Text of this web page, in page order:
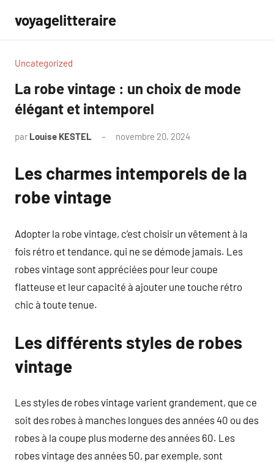
contenu
voyagelitteraire
Uncategorized
La robe vintage : un choix de mode
élégant et intemporel
par Louise KESTEL novembre 20, 2024
Les charmes intemporels de la
robe vintage
Adopter la robe vintage, c’est choisir un vêtement à la
fois rétro et tendance, qui ne se démode jamais. Les
robes vintage sont appréciées pour leur coupe
flatteuse et leur capacité à ajouter une touche rétro
chic à toute tenue.
Les différents styles de robes
vintage
Les styles de robes vintage varient grandement, que ce
soit des robes à manches longues des années 40 ou des
robes à la coupe plus moderne des années 60. Les
robes vintage des années 50, par exemple, sont